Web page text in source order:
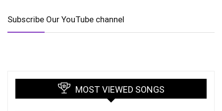
Subscribe Our YouTube channel
MOST VIEWED SONGS